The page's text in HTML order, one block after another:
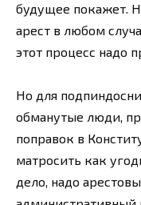
будущее покажет.
арест в любом
этот процесс надо
Но для
обманутые люди,
поправок в
матросить как
дело, надо